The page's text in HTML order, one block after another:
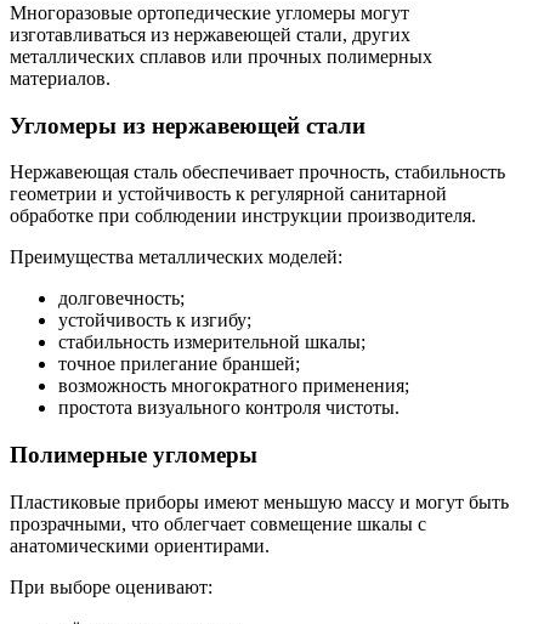
Многоразовые ортопедические угломеры могут
изготавливаться из нержавеющей стали, других
металлических сплавов или прочных полимерных
материалов.
Угломеры из нержавеющей стали
Нержавеющая сталь обеспечивает прочность, стабильность
геометрии и устойчивость к регулярной санитарной
обработке при соблюдении инструкции производителя.
Преимущества металлических моделей:
долговечность;
устойчивость к изгибу;
стабильность измерительной шкалы;
точное прилегание браншей;
возможность многократного применения;
простота визуального контроля чистоты.
Полимерные угломеры
Пластиковые приборы имеют меньшую массу и могут быть
прозрачными, что облегчает совмещение шкалы с
анатомическими ориентирами.
При выборе оценивают: